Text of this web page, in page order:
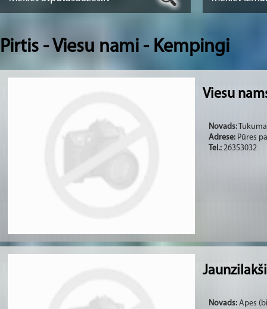
Pirtis - Viesu nami - Kempingi
Viesu
Novads:
Adrese: Pūres
Tel.: 26353032
Novads: Apes